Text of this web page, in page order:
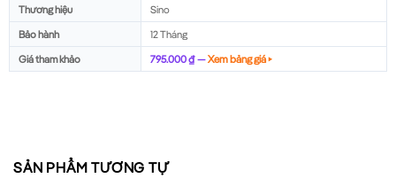
Thương hiệu
Sino
Bảo hành
12 Tháng
Giá tham khảo
795.000 ₫ —Xem bảng giá ▸
SẢN PHẨM TƯƠNG TỰ